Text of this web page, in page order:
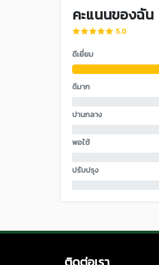
คะแนนของฉัน
5.0
ดีเยี่ยม
ดีมาก
ปานกลาง
พอใช้
ปรับปรุง